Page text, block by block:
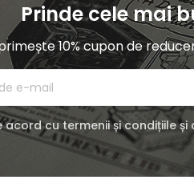
Prinde cele mai
10% cupon de
acord cu termenii și condițiile